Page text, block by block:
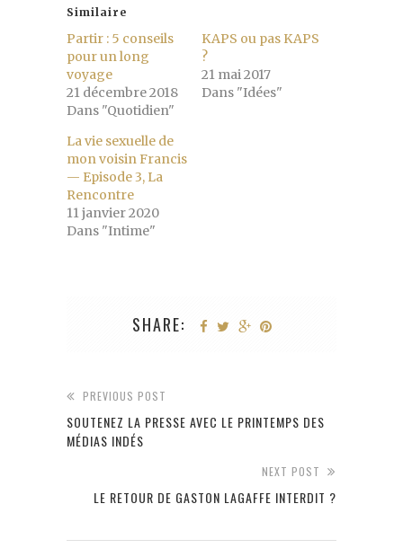
Similaire
Partir : 5 conseils
pour un long
voyage
21 décembre 2018
Dans "Quotidien"
KAPS ou pas KAPS
?
21 mai 2017
Dans "Idées"
La vie sexuelle de
mon voisin Francis
— Episode 3, La
Rencontre
11 janvier 2020
Dans "Intime"
SHARE:
PREVIOUS POST
SOUTENEZ LA PRESSE AVEC LE PRINTEMPS DES
MÉDIAS INDÉS
NEXT POST
LE RETOUR DE GASTON LAGAFFE INTERDIT ?